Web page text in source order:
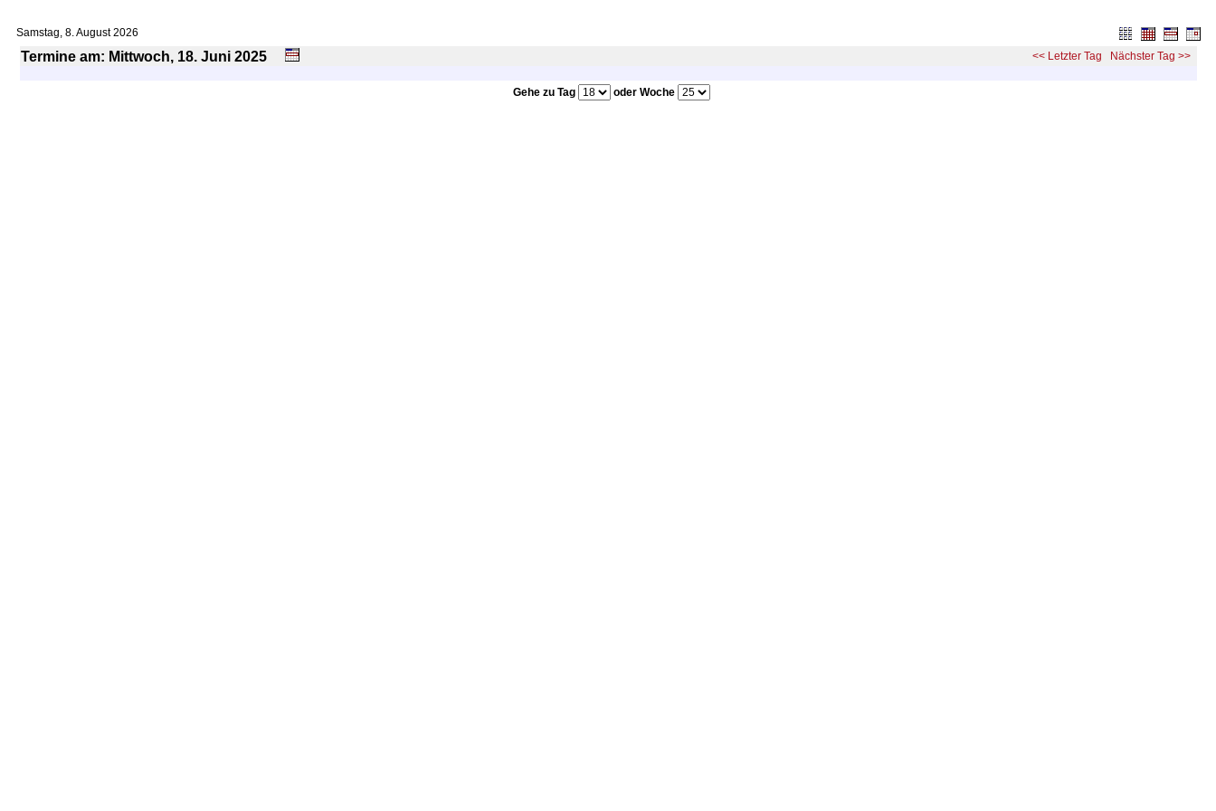
Samstag, 8. August 2026
Termine am: Mittwoch, 18. Juni2025 << Letzter Tag Nächster Tag >>
Gehe zu Tag oder Woche